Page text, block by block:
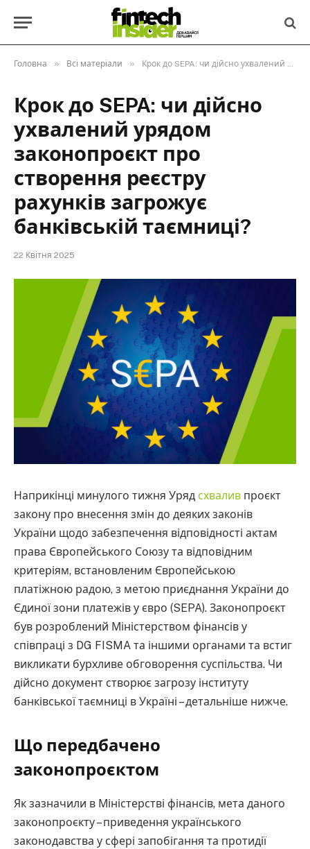
Головна » Всі матеріали » Крок до SEPA: чи дійсно ухвалений урядом законопроєкт про створення реєстру рахунків загрожує банківській таємниці?
Крок до SEPA: чи дійсно
ухвалений урядом
законопроєкт про
створення реєстру
рахунків загрожує
банківській таємниці?
22 Квітня 2025
Наприкінці минулого тижня Уряд схвалив проєкт
закону про внесення змін до деяких законів
України щодо забезпечення відповідності актам
права Європейського Союзу та відповідним
критеріям, встановленим Європейською
платіжною радою, з метою приєднання України до
Єдиної зони платежів у євро (SEPA). Законопроєкт
був розроблений Міністерством фінансів у
співпраці з DG FISMA та іншими органами та встиг
викликати бурхливе обговорення суспільства. Чи
дійсно документ створює загрозу інституту
банківської таємниці в Україні – детальніше нижче.
Що передбачено
законопроєктом
Як зазначили в Міністерстві фінансів, мета даного
законопроєкту – приведення українського
законодавства у сфері запобігання та протидії